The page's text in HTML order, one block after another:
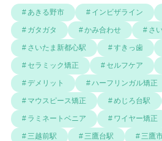
あきる野市 インビザライン
ガタガタ かみ合わせ さ
さいたま新都心駅 すきっ歯
セラミック矯正 セルフケア
デメリット ハーフリンガル矯正
マウスピース矯正 めじろ台駅
ラミネートベニア ワイヤー矯正
三越前駅 三鷹台駅 三鷹